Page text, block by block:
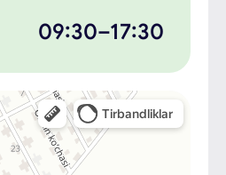
09:30–17:30